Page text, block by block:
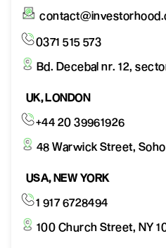
0371 515 573
Bd. Decebal nr. 12,
UK, LONDON
+44 20 39961926
48 Warwick Street,
USA, NEW YORK
1 917 6728494
100 Church Street, NY